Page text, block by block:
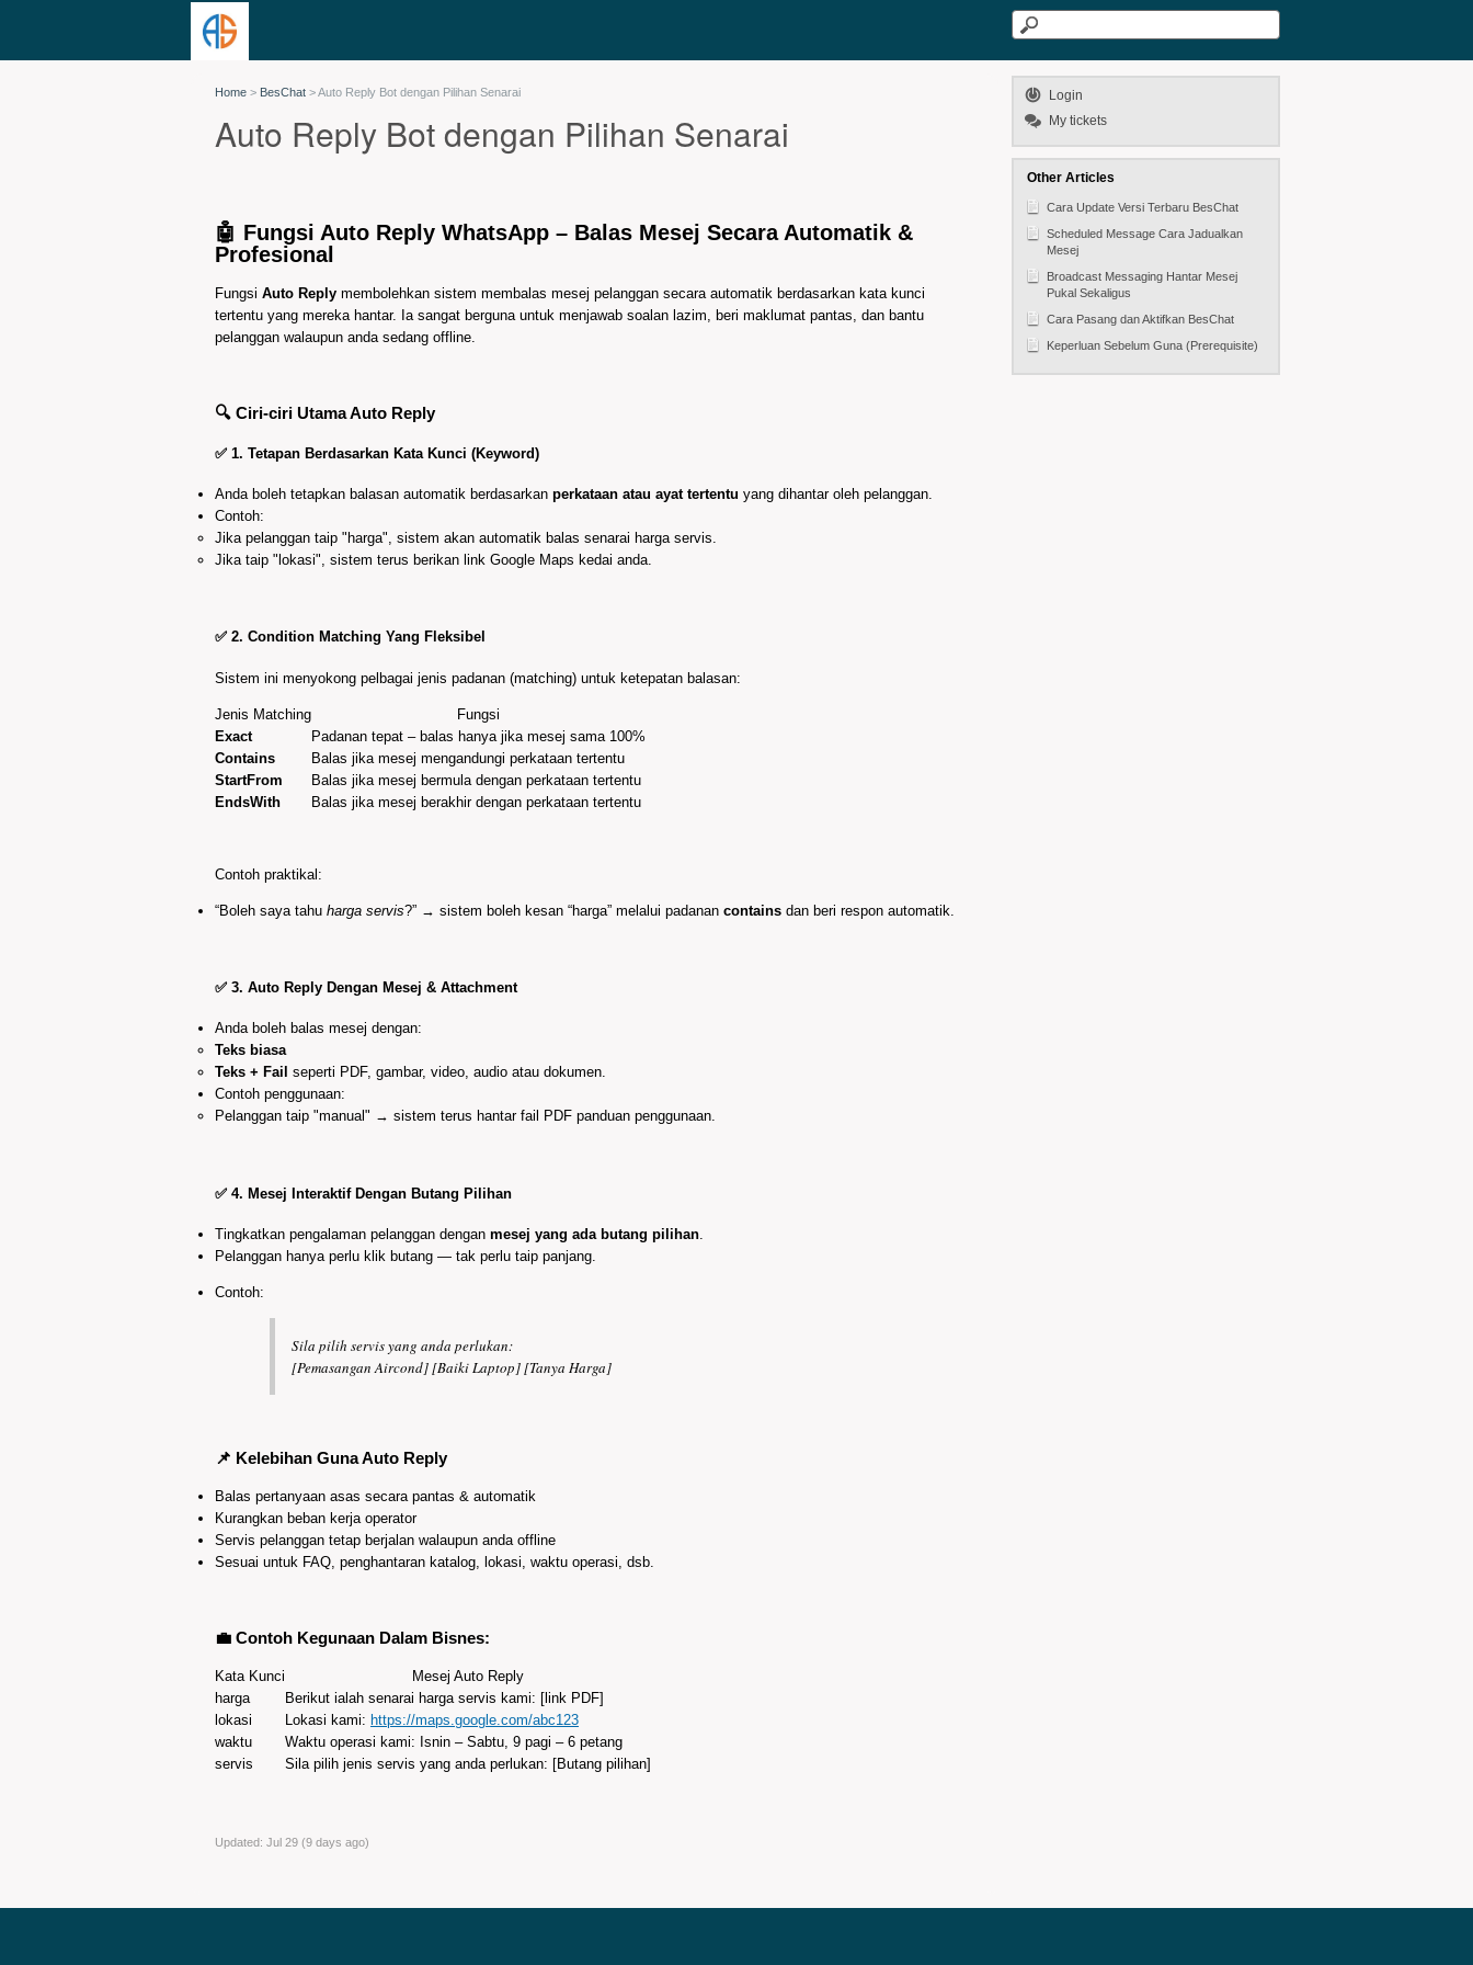
Home > BesChat >Auto Reply Bot dengan Pilihan Senarai
Auto Reply Bot dengan Pilihan Senarai
🤖 Fungsi Auto Reply WhatsApp – Balas Mesej Secara Automatik &
Profesional
Fungsi Auto Reply membolehkan sistem membalas mesej pelanggan secara automatik berdasarkan kata kunci
tertentu yang mereka hantar. Ia sangat berguna untuk menjawab soalan lazim, beri maklumat pantas, dan bantu
pelanggan walaupun anda sedang offline.
🔍 Ciri-ciri Utama Auto Reply
✅ 1. Tetapan Berdasarkan Kata Kunci (Keyword)
Anda boleh tetapkan balasan automatik berdasarkan perkataan atau ayat tertentu yang dihantar oleh pelanggan.
Contoh:
Jika pelanggan taip "harga", sistem akan automatik balas senarai harga servis.
Jika taip "lokasi", sistem terus berikan link Google Maps kedai anda.
✅ 2. Condition Matching Yang Fleksibel
Sistem ini menyokong pelbagai jenis padanan (matching) untuk ketepatan balasan:
Jenis Matching
Fungsi
Exact
Padanan tepat – balas hanya jika mesej sama 100%
Contains
Balas jika mesej mengandungi perkataan tertentu
StartFrom
Balas jika mesej bermula dengan perkataan tertentu
EndsWith
Balas jika mesej berakhir dengan perkataan tertentu
Contoh praktikal:
“Boleh saya tahu harga servis?” → sistem boleh kesan “harga” melalui padanan contains dan beri respon automatik.
✅ 3. Auto Reply Dengan Mesej & Attachment
Anda boleh balas mesej dengan:
Teks biasa
Teks + Fail seperti PDF, gambar, video, audio atau dokumen.
Contoh penggunaan:
Pelanggan taip "manual" → sistem terus hantar fail PDF panduan penggunaan.
✅ 4. Mesej Interaktif Dengan Butang Pilihan
Tingkatkan pengalaman pelanggan dengan mesej yang ada butang pilihan
Pelanggan hanya perlu klik butang — tak perlu taip panjang.
Contoh:
Sila pilih servis yang anda perlukan:
[Pemasangan Aircond] [Baiki Laptop] [Tanya Harga]
📌 Kelebihan Guna Auto Reply
Balas pertanyaan asas secara pantas & automatik
Kurangkan beban kerja operator
Servis pelanggan tetap berjalan walaupun anda offline
Sesuai untuk FAQ, penghantaran katalog, lokasi, waktu operasi, dsb.
💼 Contoh Kegunaan Dalam Bisnes:
Kata Kunci
Mesej Auto Reply
harga
Berikut ialah senarai harga servis kami: [link PDF]
lokasi
Lokasi kami: https://maps.google.com/abc123
waktu
Waktu operasi kami: Isnin – Sabtu, 9 pagi – 6 petang
servis
Sila pilih jenis servis yang anda perlukan: [Butang pilihan]
Updated: Jul 29 (9 days ago)
Login
My tickets
Other Articles
Cara Update Versi Terbaru BesChat
Scheduled Message Cara Jadualkan
Mesej
Broadcast Messaging Hantar Mesej
Pukal Sekaligus
Cara Pasang dan Aktifkan BesChat
Keperluan Sebelum Guna (Prerequisite)